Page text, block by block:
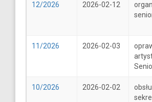
12/2026 2026-02-12
11/2026 2026-02-03
10/2026 2026-02-02